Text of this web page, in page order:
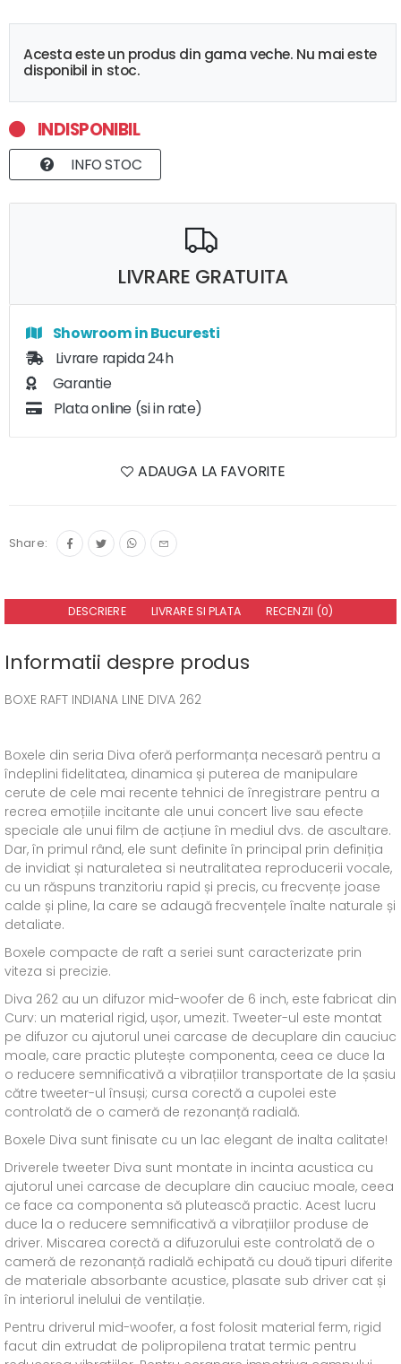
Acesta este un produs din gama veche. Nu mai este
disponibil in stoc.
INDISPONIBIL
INFO STOC
LIVRARE GRATUITA
Showroom in Bucuresti
Livrare rapida 24h
Garantie
Plata online (si in rate)
ADAUGA LA FAVORITE
Share:
DESCRIERE LIVRARE SI PLATA RECENZII (0)
Informatii despre produs
BOXE RAFT INDIANA LINE DIVA 262
Boxele din seria Diva oferă performanța necesară pentru a
îndeplini fidelitatea, dinamica și puterea de manipulare
cerute de cele mai recente tehnici de înregistrare pentru a
recrea emoțiile incitante ale unui concert live sau efecte
speciale ale unui film de acțiune în mediul dvs. de ascultare.
Dar, în primul rând, ele sunt definite în principal prin definiția
de invidiat și naturaletea si neutralitatea reproducerii vocale,
cu un răspuns tranzitoriu rapid și precis, cu frecvențe joase
calde și pline, la care se adaugă frecvențele înalte naturale și
detaliate.
Boxele compacte de raft a seriei sunt caracterizate prin
viteza si precizie.
Diva 262 au un difuzor mid-woofer de 6 inch, este fabricat din
Curv: un material rigid, ușor, umezit. Tweeter-ul este montat
pe difuzor cu ajutorul unei carcase de decuplare din cauciuc
moale, care practic plutește componenta, ceea ce duce la
o reducere semnificativă a vibrațiilor transportate de la șasiu
către tweeter-ul însuși; cursa corectă a cupolei este
controlată de o cameră de rezonanță radială.
Boxele Diva sunt finisate cu un lac elegant de inalta calitate!
Driverele tweeter Diva sunt montate in incinta acustica cu
ajutorul unei carcase de decuplare din cauciuc moale, ceea
ce face ca componenta să plutească practic. Acest lucru
duce la o reducere semnificativă a vibrațiilor produse de
driver. Miscarea corectă a difuzorului este controlată de o
cameră de rezonanță radială echipată cu două tipuri diferite
de materiale absorbante acustice, plasate sub driver cat și
în interiorul inelului de ventilație.
Pentru driverul mid-woofer, a fost folosit material ferm, rigid
facut din extrudat de polipropilena tratat termic pentru